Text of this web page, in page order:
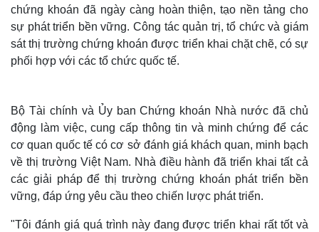
chứng khoán đã ngày càng hoàn thiện, tạo nền tảng cho
sự phát triển bền vững. Công tác quản trị, tổ chức và giám
sát thị trường chứng khoán được triển khai chặt chẽ, có sự
phối hợp với các tổ chức quốc tế.
Bộ Tài chính và Ủy ban Chứng khoán Nhà nước đã chủ
động làm việc, cung cấp thông tin và minh chứng để các
cơ quan quốc tế có cơ sở đánh giá khách quan, minh bạch
về thị trường Việt Nam. Nhà điều hành đã triển khai tất cả
các giải pháp để thị trường chứng khoán phát triển bền
vững, đáp ứng yêu cầu theo chiến lược phát triển.
"Tôi đánh giá quá trình này đang được triển khai rất tốt và